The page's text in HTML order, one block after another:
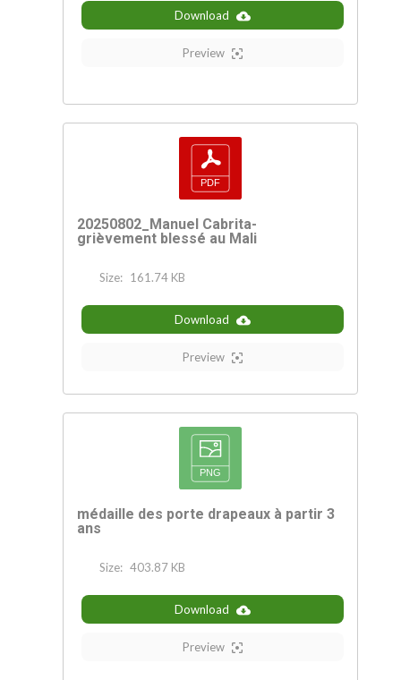
Download
Preview
20250802_Manuel Cabrita-
grièvement blessé au Mali
Size: 161.74 KB
Download
Preview
médaille des porte drapeaux à partir 3
ans
Size: 403.87 KB
Download
Preview